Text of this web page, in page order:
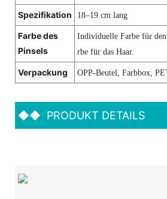
Spezifikation 18–19 cm lang
Farbe des
Pinsels
Individuelle Farbe für
rbe für das Haar.
Verpackung OPP-Beutel, Farbbox,
◆◆ PRODUKT DETAILS